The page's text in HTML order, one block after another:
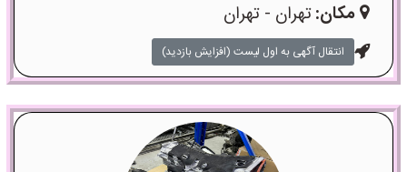
مکان:تهران - تهران
انتقال آگهی به اول لیست (افزایش بازدید)